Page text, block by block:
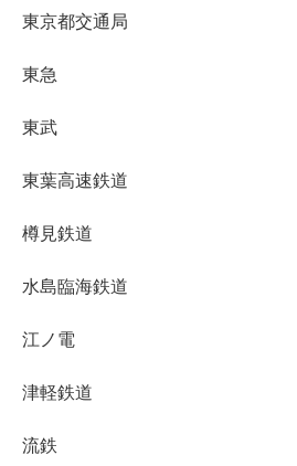
東京都交通局
東急
東武
東葉高速鉄道
樽見鉄道
水島臨海鉄道
江ノ電
津軽鉄道
流鉄